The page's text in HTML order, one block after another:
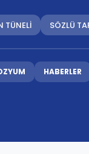
TÜNELİ SÖZLÜ
HABERLER